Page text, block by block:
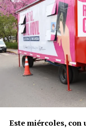
Este miércoles, con